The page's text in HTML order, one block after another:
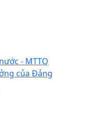
- MTTQ
của Đảng